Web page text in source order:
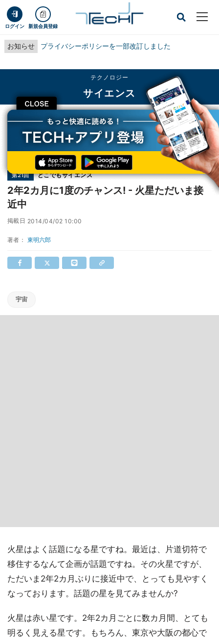
ログイン 新規会員登録
お知らせ プライバシーポリシーを一部改訂しました
CLOSE
テクノロジー
サイエンス
TECH+ テクノロジー
サイエンス
2年2カ月に1度のチャンス! - 火星ただいま接近中
第21回 どこでもサイエンス
2年2カ月に1度のチャンス! - 火星ただいま接
近中
掲載日 2014/04/02 10:00
著者： 東明六郎
宇宙
火星はよく話題になる星ですね。最近は、片道切符で
移住するなんて企画が話題ですね。その火星ですが、
ただいま2年2カ月ぶりに接近中で、とっても見やすく
なっております。話題の星を見てみませんか?
火星は赤い星です。2年2カ月ごとに数カ月間、とても
明るく見える星です。もちろん、東京や大阪の都心で